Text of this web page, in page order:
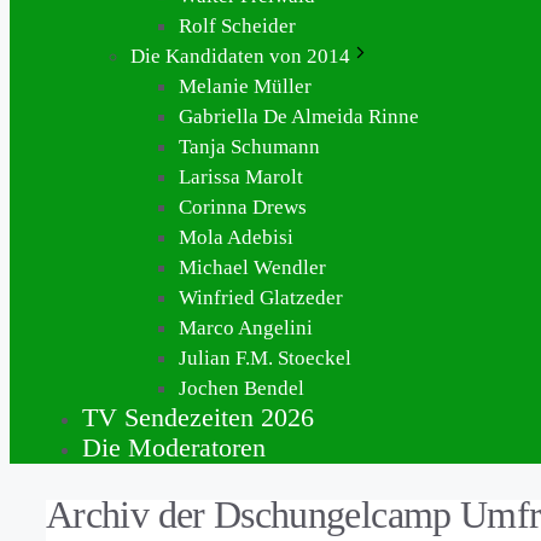
Rolf Scheider
Die Kandidaten von 2014
Melanie Müller
Gabriella De Almeida Rinne
Tanja Schumann
Larissa Marolt
Corinna Drews
Mola Adebisi
Michael Wendler
Winfried Glatzeder
Marco Angelini
Julian F.M. Stoeckel
Jochen Bendel
TV Sendezeiten 2026
Die Moderatoren
Archiv der Dschungelcamp